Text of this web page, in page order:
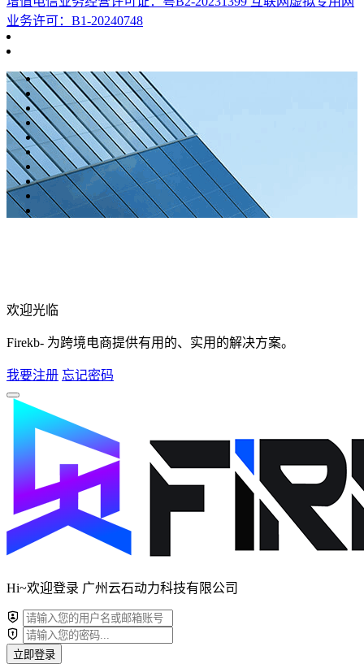
业务许可：B1-20240748
欢迎光临
Firekb- 为跨境电商提供有用的、实用的解决方案。
我要注册 忘记密码
Hi~欢迎登录 广州云石动力科技有限公司
立即登录